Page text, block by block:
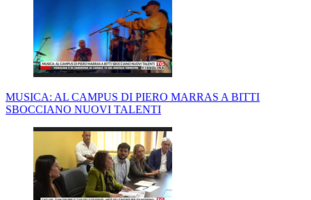
MUSICA: AL CAMPUS DI PIERO MARRAS A BITTI
SBOCCIANO NUOVI TALENTI